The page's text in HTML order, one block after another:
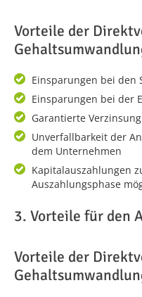
Vorteile der
Einsparungen bei den
Einsparungen bei der
Garantierte
Unverfallbarkeit der
dem Unternehmen
Kapitalauszahlungen
Auszahlungsphase
3. Vorteile für den
Vorteile der